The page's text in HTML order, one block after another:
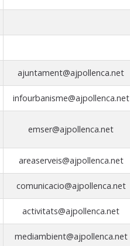
ajuntament@ajpollenca.net
infourbanisme@ajpollenca.net
emser@ajpollenca.net
areaserveis@ajpollenca.net
comunicacio@ajpollenca.net
activitats@ajpollenca.net
mediambient@ajpollenca.net